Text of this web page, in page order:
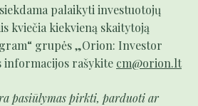
palaikyti investuotojų
kviečia kiekvieną skaitytoją
grupės „Orion: Investor
informacijos rašykite cm@orion.lt
pasiūlymas pirkti, parduoti ar